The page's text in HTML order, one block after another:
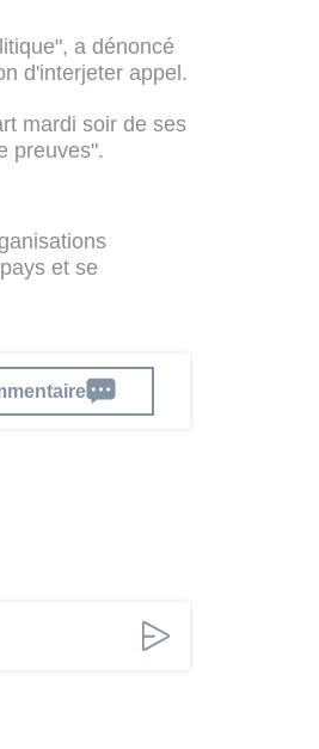
a dénoncé
d'interjeter appel.
mardi soir de ses
preuves".
et se